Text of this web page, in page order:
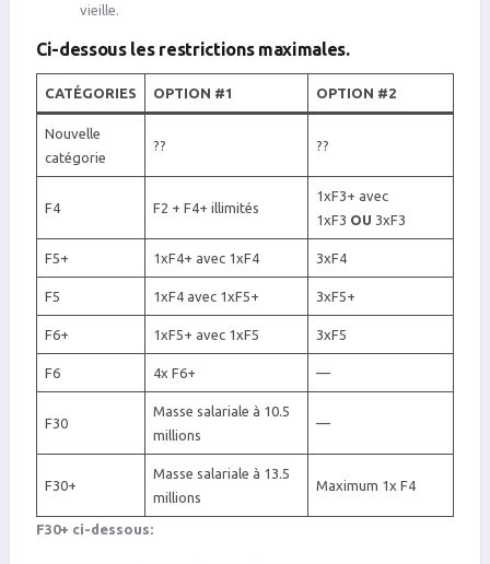
vieille.
Ci-dessous les restrictions maximales.
CATÉGORIES OPTION #1 OPTION #2
Nouvelle
catégorie
?? ??
F4 F2 + F4+ illimités
1xF3+ avec
1xF3 OU 3xF3
F5+ 1xF4+ avec 1xF4 3xF4
F5 1xF4 avec 1xF5+ 3xF5+
F6+ 1xF5+ avec 1xF5 3xF5
F6 4x F6+ —
F30
Masse salariale à 10.5
millions
—
F30+
Masse salariale à 13.5
millions
Maximum 1x F4
F30+ ci-dessous: